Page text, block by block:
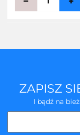
ZAPISZ
I bądź na